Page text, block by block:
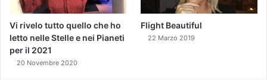
Vi rivelo tutto quello che ho
letto nelle Stelle e nei Pianeti
per il 2021
20 Novembre 2020
Flight Beautiful
22 Marzo 2019